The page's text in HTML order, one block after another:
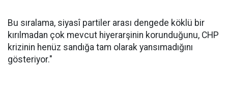
Bu sıralama, siyasî partiler arası dengede köklü bir
kırılmadan çok mevcut hiyerarşinin korunduğunu, CHP
krizinin henüz sandığa tam olarak yansımadığını
gösteriyor."